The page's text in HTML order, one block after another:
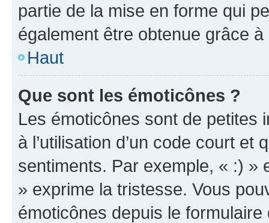
partie de la mise en forme qui
également être obtenue grâce à
Haut
Que sont les émoticônes ?
Les émoticônes sont de petites
à l’utilisation d’un code court et
sentiments. Par exemple, « :) »
» exprime la tristesse. Vous
émoticônes depuis le